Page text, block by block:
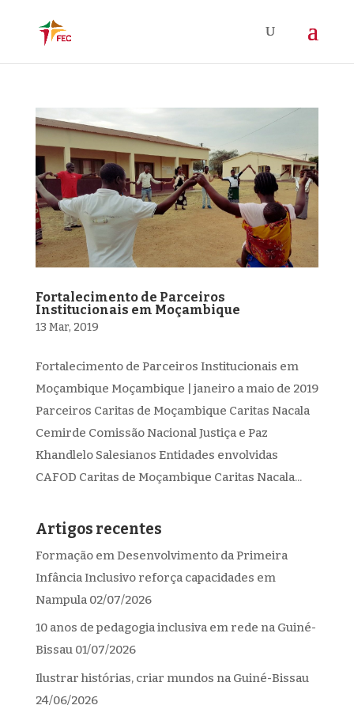
Fortalecimento de Parceiros
Institucionais em Moçambique
13 Mar, 2019
Fortalecimento de Parceiros Institucionais em
Moçambique Moçambique | janeiro a maio de 2019
Parceiros Caritas de Moçambique Caritas Nacala
Cemirde Comissão Nacional Justiça e Paz
Khandlelo Salesianos Entidades envolvidas
CAFOD Caritas de Moçambique Caritas Nacala...
Artigos recentes
Formação em Desenvolvimento da Primeira
Infância Inclusivo reforça capacidades em
Nampula 02/07/2026
10 anos de pedagogia inclusiva em rede na Guiné-
Bissau 01/07/2026
Ilustrar histórias, criar mundos na Guiné-Bissau
24/06/2026